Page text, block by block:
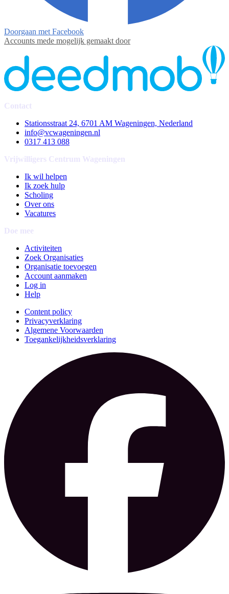
Doorgaan met Facebook
Accounts mede mogelijk gemaakt door
Contact
Stationsstraat 24, 6701 AM Wageningen, Nederland
info@vcwageningen.nl
0317 413 088
Vrijwilligers Centrum Wageningen
Ik wil helpen
Ik zoek hulp
Scholing
Over ons
Vacatures
Doe mee
Activiteiten
Zoek Organisaties
Organisatie toevoegen
Account aanmaken
Log in
Help
Content policy
Privacyverklaring
Algemene Voorwaarden
Toegankelijkheidsverklaring